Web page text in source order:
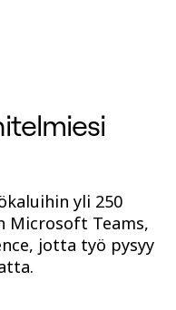
yli 250
Microsoft Teams,
jotta työ pysyy